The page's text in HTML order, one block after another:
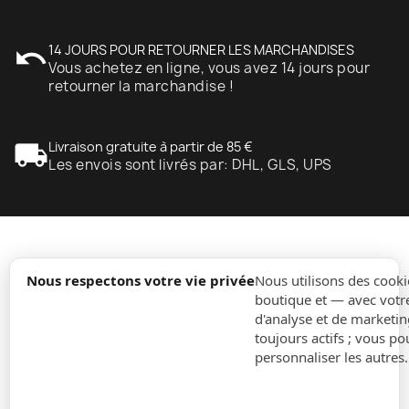
Nous respectons votre vie privéeNous utilisons des
boutique et — avec
d'analyse et de
toujours actifs ; vous
personnaliser les
undo14 JOURS POUR RETOURNER LES MARCHANDISES
Vous achetez en ligne, vous avez 14 jours pour
retourner la marchandise !
local_shippingLivraison gratuite à partir de 85 €
Les envois sont livrés par: DHL, GLS, UPS
expand_more